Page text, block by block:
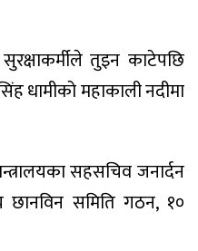
तुइन काटेपछि
धामीको महाकाली नदीमा
सहसचिव जनार्दन
समिति गठन, १०